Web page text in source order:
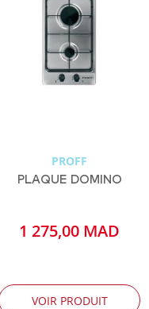
PROFF
PLAQUE DOMINO
1 275,00 MAD
VOIR PRODUIT